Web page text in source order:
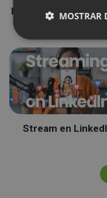
Roles durante un
Stream en
MOSTRAR